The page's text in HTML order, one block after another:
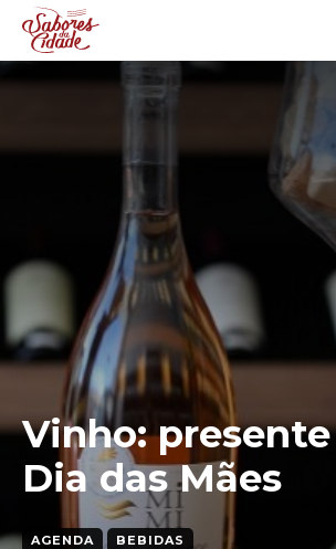
Vinho:
Dia das Mães
AGENDA BEBIDAS